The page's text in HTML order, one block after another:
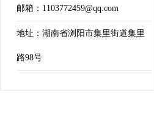
邮箱：1103772459@qq.com
地址：湖南省浏阳市集里街道集里
路98号